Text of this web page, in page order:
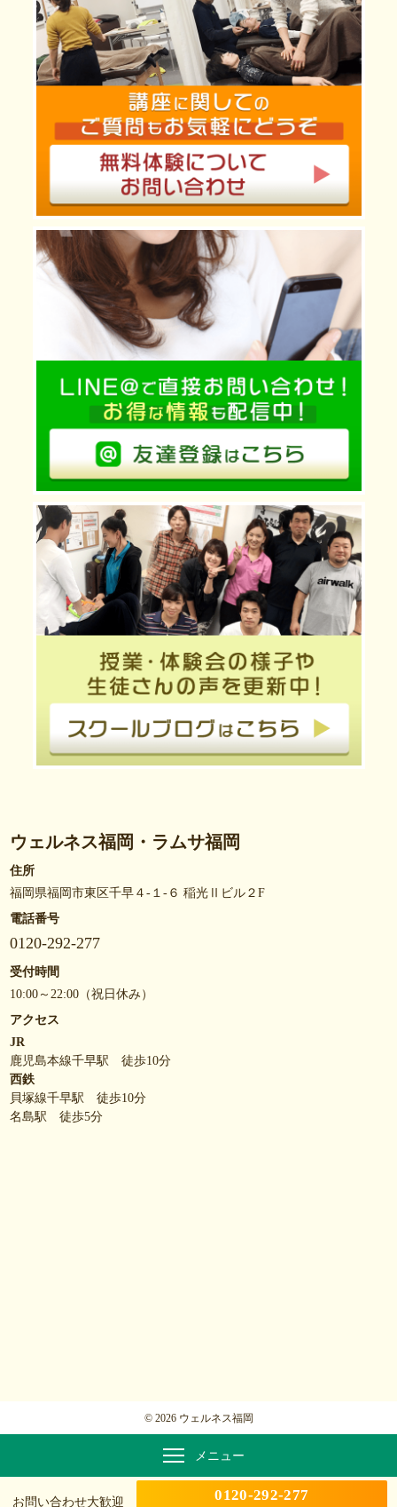
メニュー
お問い合わせ大歓迎 0120-292-277
ウェルネス福岡・ラムサ福岡
住所
福岡県福岡市東区千早４-１-６ 稲光Ⅱビル２F
電話番号
0120-292-277
受付時間
10:00～22:00（祝日休み）
アクセス
JR
鹿児島本線千早駅 徒歩10分
西鉄
貝塚線千早駅 徒歩10分
名島駅 徒歩5分
© 2026 ウェルネス福岡